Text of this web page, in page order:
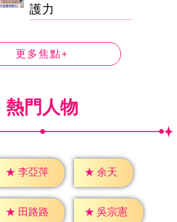
護力
更多焦點+
熱門人物
★ 李亞萍 ★ 余天
★ 田路路 ★ 吳宗憲